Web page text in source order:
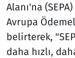
Alanı'na
Avrupa
belirterek,
daha hızlı,
Teknoloji
Televizyon